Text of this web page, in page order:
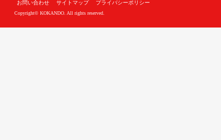
お問い合わせ サイトマップ プライバシーポリシー
Copyright© KOKANDO. All rights reserved.